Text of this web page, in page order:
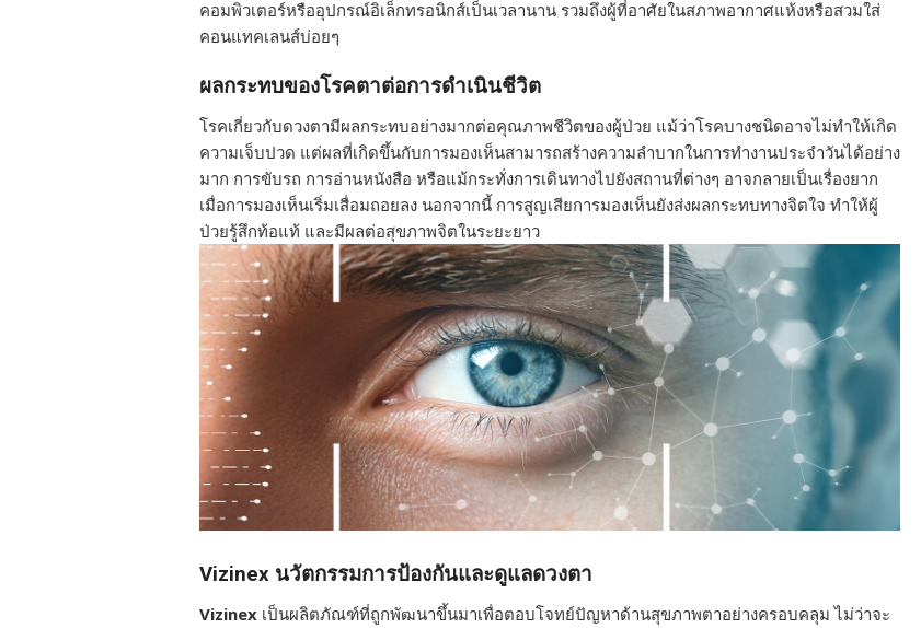
คอมพิวเตอร์หรืออุปกรณ์อิเล็กทรอนิกส์เป็นเวลานาน รวมถึงผู้ที่อาศัยในสภาพอากาศแห้งหรือสวมใส่
คอนแทคเลนส์บ่อยๆ
ผลกระทบของโรคตาต่อการดำเนินชีวิต
โรคเกี่ยวกับดวงตามีผลกระทบอย่างมากต่อคุณภาพชีวิตของผู้ป่วย แม้ว่าโรคบางชนิดอาจไม่ทำให้เกิด
ความเจ็บปวด แต่ผลที่เกิดขึ้นกับการมองเห็นสามารถสร้างความลำบากในการทำงานประจำวันได้อย่าง
มาก การขับรถ การอ่านหนังสือ หรือแม้กระทั่งการเดินทางไปยังสถานที่ต่างๆ อาจกลายเป็นเรื่องยาก
เมื่อการมองเห็นเริ่มเสื่อมถอยลง นอกจากนี้ การสูญเสียการมองเห็นยังส่งผลกระทบทางจิตใจ ทำให้ผู้
ป่วยรู้สึกท้อแท้ และมีผลต่อสุขภาพจิตในระยะยาว
Vizinex นวัตกรรมการป้องกันและดูแลดวงตา
Vizinex เป็นผลิตภัณฑ์ที่ถูกพัฒนาขึ้นมาเพื่อตอบโจทย์ปัญหาด้านสุขภาพตาอย่างครอบคลุม ไม่ว่าจะ